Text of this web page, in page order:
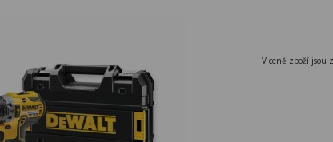
V ceně zboží jsou